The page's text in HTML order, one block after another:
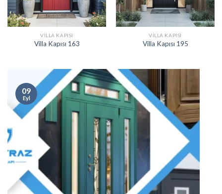
VILLA KAPISI
Villa Kapısı 163
VILLA KAPISI
Villa Kapısı 195
09
Eyl